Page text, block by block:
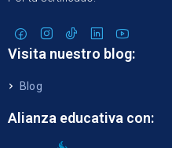
Visita nuestro blog:
Blog
Alianza educativa con: